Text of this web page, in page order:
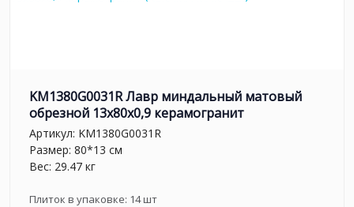
KM1380G0031R Лавр миндальный матовый
обрезной 13x80x0,9 керамогранит
Артикул: KM1380G0031R
Размер: 80*13 см
Вес: 29.47 кг
Плиток в упаковке: 14шт